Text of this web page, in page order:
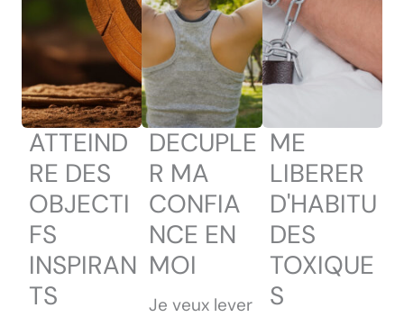
ATTEIND
RE DES
OBJECTI
FS
INSPIRAN
TS
DECUPLE
R MA
CONFIA
NCE EN
MOI
Je veux lever
ME
LIBERER
D'HABITU
DES
TOXIQUE
S